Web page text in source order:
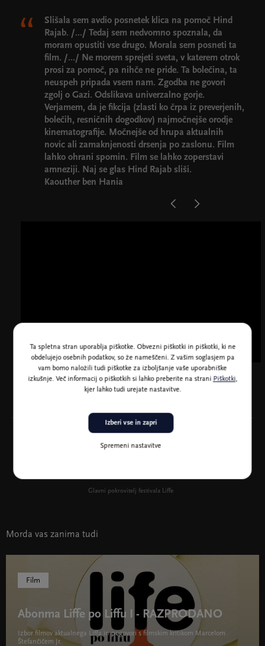
Slišala sem avdio posnetek klica na pomoč Hind
Rajab. /.../ Tedaj sem nedvomno spoznala, da
moram opustiti vse drugo. Morala sem posneti ta
film. /.../ Ne morem sprejeti sveta, v katerem otrok
prosi za pomoč, pa nihče ne pride. Ta bolečina, ta
neuspeh pripada vsem nam. Zgodba ne govori
zgolj o Gazi. Odslikava univerzalno gorje.
Verjamem, da je fikcija (zlasti ko črpa iz preverjenih,
bolečih, resničnih dogodkov) najmočnejše orodje
kinematografije. Močnejše od hrupa aktualnih
novic ali zamaknjenosti drsenja po zaslonu. Film
lahko ohrani spomin. Film se lahko zoperstavi
amneziji. Naj se glas Hind Rajab sliši.
Kaouther ben Hania
Glavni pokrovitelj festivala Liffe
Morda vas zanima tudi
Film
Abonma Liffe po Liffu I - RAZPRODANO
Izbor filmov aktualnega Liffa in pogovori s filmskim kritikom Marcelom
Štefančičem Jr.
Ta spletna stran uporablja piškotke. Obvezni piškotki in piškotki, ki ne
obdelujejo osebnih podatkov, so že nameščeni. Z vašim soglasjem pa
vam bomo naložili tudi piškotke za izboljšanje vaše uporabniške
izkušnje. Več informacij o piškotkih si lahko preberite na strani Piškotki,
kjer lahko tudi urejate nastavitve.
Spremeni nastavitve
Izberi vse in zapri